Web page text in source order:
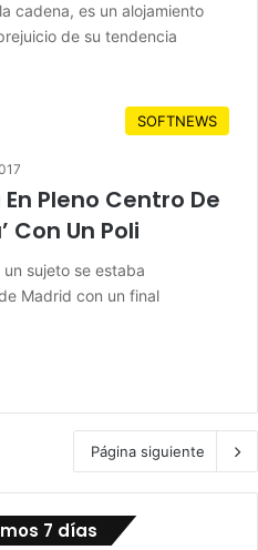
cadena, es un alojamiento
de su tendencia
SOFTNEWS
Pleno Centro De
Con Un Poli
sujeto se estaba
Madrid con un final
Página siguiente
7 días